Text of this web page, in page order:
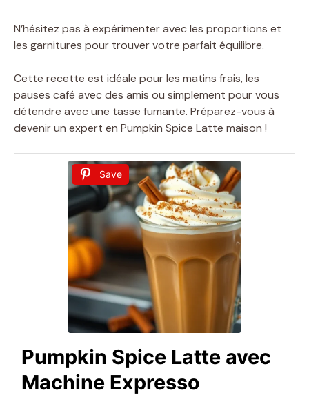
N’hésitez pas à expérimenter avec les proportions et
les garnitures pour trouver votre parfait équilibre.
Cette recette est idéale pour les matins frais, les
pauses café avec des amis ou simplement pour vous
détendre avec une tasse fumante. Préparez-vous à
devenir un expert en Pumpkin Spice Latte maison !
Save
Pumpkin Spice Latte avec
Machine Expresso